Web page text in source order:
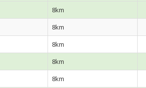
8km
8km
8km
8km
8km